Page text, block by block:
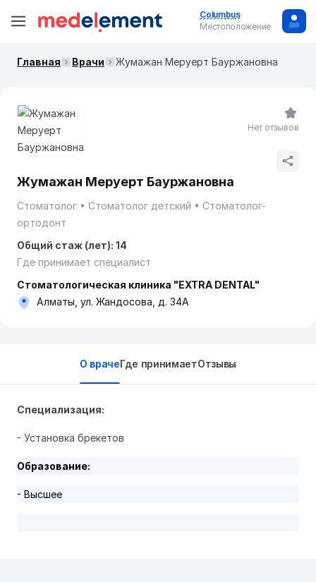
Columbus
Местоположение
Главная Врачи Жумажан Меруерт Бауржановна
Жумажан Меруерт Бауржановна
Стоматолог Стоматолог детский
Стоматолог-
ортодонт
Общий стаж (лет): 14
Где принимает специалист
Стоматологическая клиника "EXTRA DENTAL"
Алматы, ул. Жандосова, д. 34А
Нет отзывов
О врачеГде принимаетОтзывы
Специализация:
- Установка брекетов
Образование:
- Высшее